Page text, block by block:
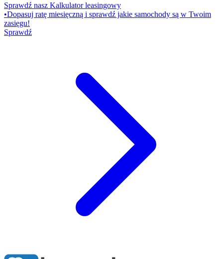
Sprawdź nasz Kalkulator leasingowy
•Dopasuj ratę miesięczną i sprawdź jakie samochody są w Twoim
zasięgu!
Sprawdź